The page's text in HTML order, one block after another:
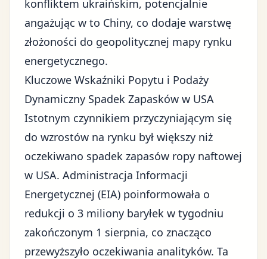
konfliktem ukraińskim, potencjalnie
angażując w to Chiny, co dodaje warstwę
złożoności do geopolitycznej mapy rynku
energetycznego.
Kluczowe Wskaźniki Popytu i Podaży
Dynamiczny Spadek Zapasków w USA
Istotnym czynnikiem przyczyniającym się
do wzrostów na rynku był większy niż
oczekiwano spadek zapasów ropy naftowej
w USA. Administracja Informacji
Energetycznej (EIA) poinformowała o
redukcji o 3 miliony baryłek w tygodniu
zakończonym 1 sierpnia, co znacząco
przewyższyło oczekiwania analityków. Ta